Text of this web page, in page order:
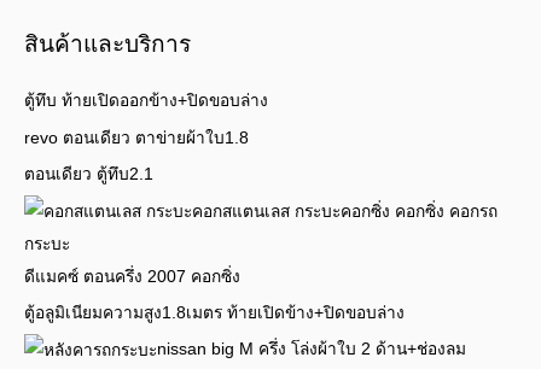
สินค้าและบริการ
ตู้ทึบ ท้ายเปิดออกข้าง+ปิดขอบล่าง
revo ตอนเดียว ตาข่ายผ้าใบ1.8
ตอนเดียว ตู้ทึบ2.1
ดีแมคซ์ ตอนครึ่ง 2007 คอกซิ่ง
ตู้อลูมิเนียมความสูง1.8เมตร ท้ายเปิดข้าง+ปิดขอบล่าง
nissan big M ครึ่ง โล่งผ้าใบ 2 ด้าน+ช่องลม